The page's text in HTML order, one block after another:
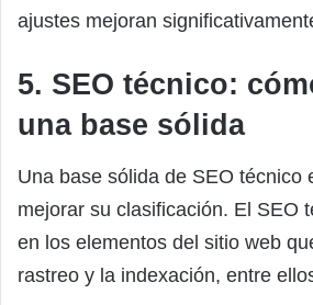
ajustes mejoran
5. SEO técnico:
una base sólida
Una base sólida de SEO técnico
mejorar su clasificación. El SEO
en los elementos del sitio web
rastreo y la indexación, entre